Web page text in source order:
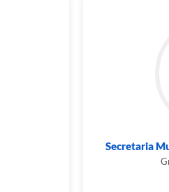
Secretaria